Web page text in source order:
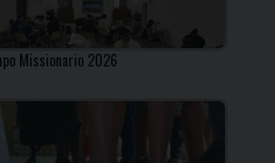
Missionario 2026